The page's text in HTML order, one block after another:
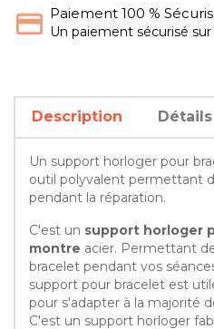
Paiement 100 %
Un paiement sécurisé
Description
Un support horloger pour
outil polyvalent permettant
pendant la réparation.
C'est un support horloger
montre acier. Permettant
bracelet pendant vos
support pour bracelet est
pour s'adapter à la majorité
C'est un support horloger